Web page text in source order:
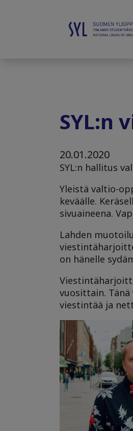
SYL:n
20.01.2020
SYL:n hallitus
Yleistä valtio-
keväälle.
sivuaineena.
Lahden
on hänelle
vuosittain.
viestintää ja